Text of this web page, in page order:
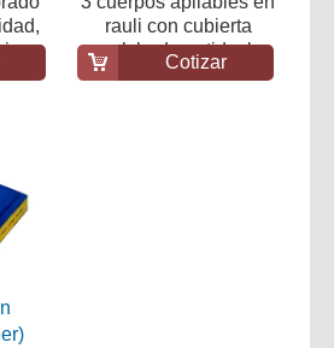
rauli con cubierta
acolchada antidesl...
Cotizar